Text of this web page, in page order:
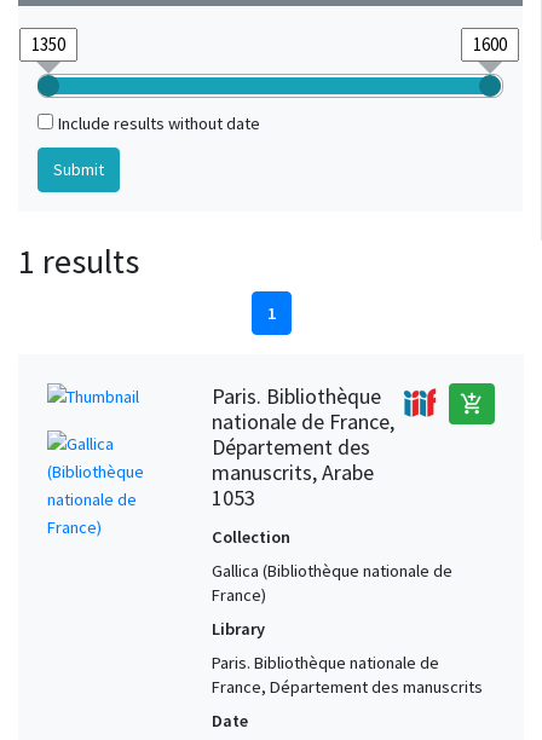
Include results without date
1 results
1
Paris. Bibliothèque
nationale de France,
Département des
manuscrits, Arabe
1053
add_shopping_cart
Collection
Gallica (Bibliothèque nationale de
France)
Library
Paris. Bibliothèque nationale de
France, Département des manuscrits
Date